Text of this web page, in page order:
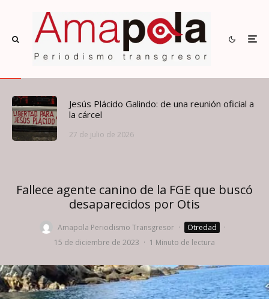
Jesús Plácido Galindo: de una reunión oficial a
la cárcel
27 de julio de 2026
Fallece agente canino de la FGE que buscó
desaparecidos por Otis
Amapola Periodismo Transgresor · Otredad
·
15 de diciembre de 2023 · 1 Minuto de lectura